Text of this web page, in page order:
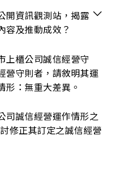
，以供內(外)部人檢
程處理，並將檢舉情
討改善措施，向董事會
營守則差異情形及原因
開資訊觀測站，揭露
容及推動成效？
守則差異情形及原因
上櫃公司誠信經營守
營守則者，請敘明其運
形：無重大差異。
司誠信經營運作情形之
修正其訂定之誠信經營